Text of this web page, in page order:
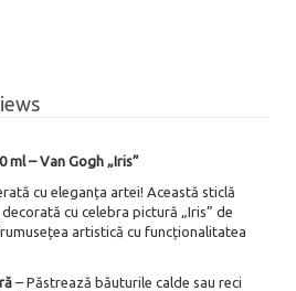
ml – Van Gogh „Iris”
cu eleganța artei! Această sticlă
cu celebra pictură „Iris” de
artistică cu funcționalitatea
– Păstrează băuturile calde sau reci